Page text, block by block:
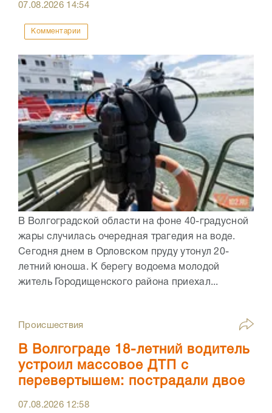
07.08.2026 14:54
Комментарии
В Волгоградской области на фоне 40-градусной
жары случилась очередная трагедия на воде.
Сегодня днем в Орловском пруду утонул 20-
летний юноша. К берегу водоема молодой
житель Городищенского района приехал...
Происшествия
В Волгограде 18-летний водитель
устроил массовое ДТП с
перевертышем: пострадали двое
07.08.2026 12:58